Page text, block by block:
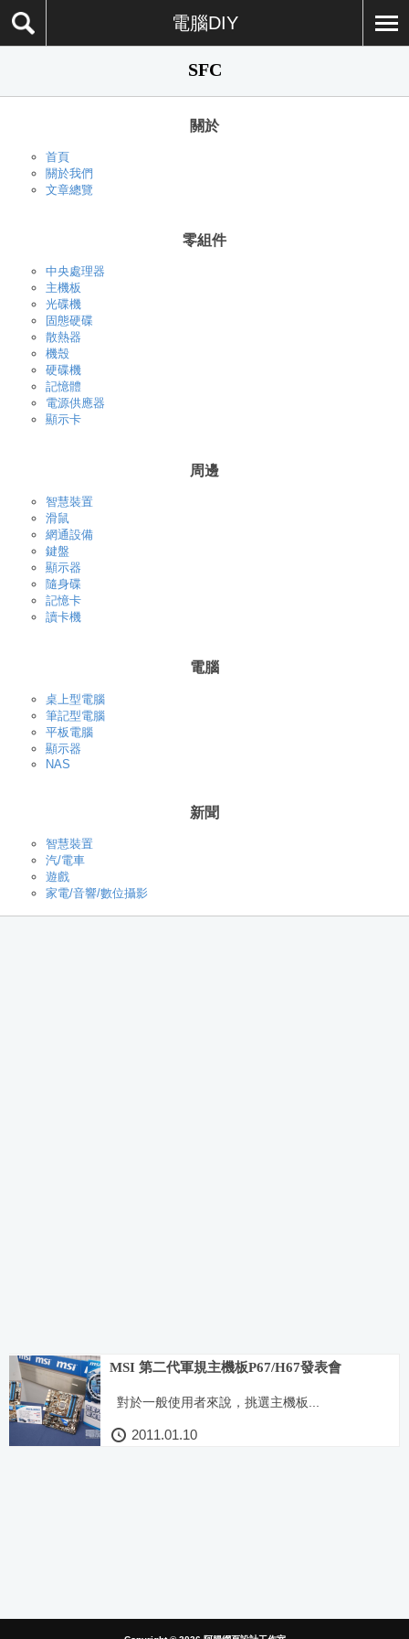
電腦DIY
SFC
關於
首頁
關於我們
文章總覽
零組件
中央處理器
主機板
光碟機
固態硬碟
散熱器
機殼
硬碟機
記憶體
電源供應器
顯示卡
周邊
智慧裝置
滑鼠
網通設備
鍵盤
顯示器
隨身碟
記憶卡
讀卡機
電腦
桌上型電腦
筆記型電腦
平板電腦
顯示器
NAS
新聞
智慧裝置
汽/電車
遊戲
家電/音響/數位攝影
MSI 第二代軍規主機板P67/H67發表會
對於一般使用者來說，挑選主機板...
2011.01.10